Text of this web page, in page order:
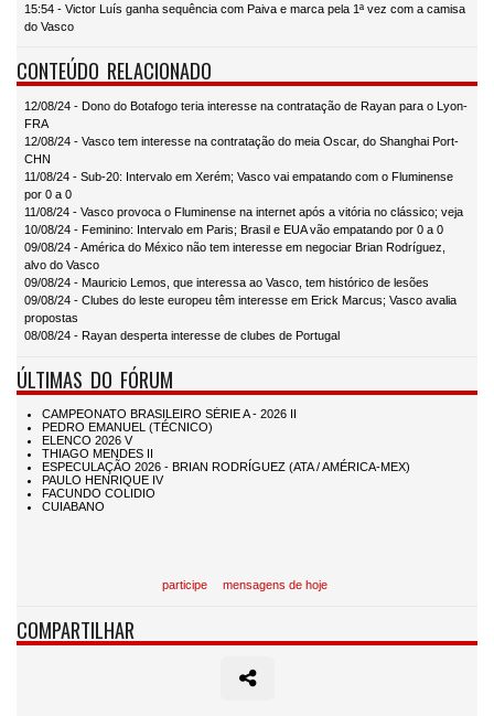
15:54 - Victor Luís ganha sequência com Paiva e marca pela 1ª vez com a camisa
do Vasco
CONTEÚDO RELACIONADO
12/08/24 - Dono do Botafogo teria interesse na contratação de Rayan para o Lyon-
FRA
12/08/24 - Vasco tem interesse na contratação do meia Oscar, do Shanghai Port-
CHN
11/08/24 - Sub-20: Intervalo em Xerém; Vasco vai empatando com o Fluminense
por 0 a 0
11/08/24 - Vasco provoca o Fluminense na internet após a vitória no clássico; veja
10/08/24 - Feminino: Intervalo em Paris; Brasil e EUA vão empatando por 0 a 0
09/08/24 - América do México não tem interesse em negociar Brian Rodríguez,
alvo do Vasco
09/08/24 - Mauricio Lemos, que interessa ao Vasco, tem histórico de lesões
09/08/24 - Clubes do leste europeu têm interesse em Erick Marcus; Vasco avalia
propostas
08/08/24 - Rayan desperta interesse de clubes de Portugal
ÚLTIMAS DO FÓRUM
participe mensagens de hoje
COMPARTILHAR